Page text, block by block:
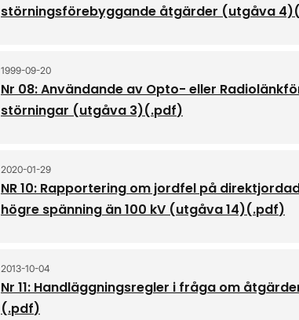
störningsförebyggande åtgärder (utgåva 4)
1999-09-20
Nr 08: Användande av Opto- eller
störningar (utgåva 3)(.pdf)
2020-01-29
NR 10: Rapportering om jordfel på
högre spänning än 100 kV (utgåva 14)(.pdf)
2013-10-04
Nr 11: Handläggningsregler i fråga om
(.pdf)